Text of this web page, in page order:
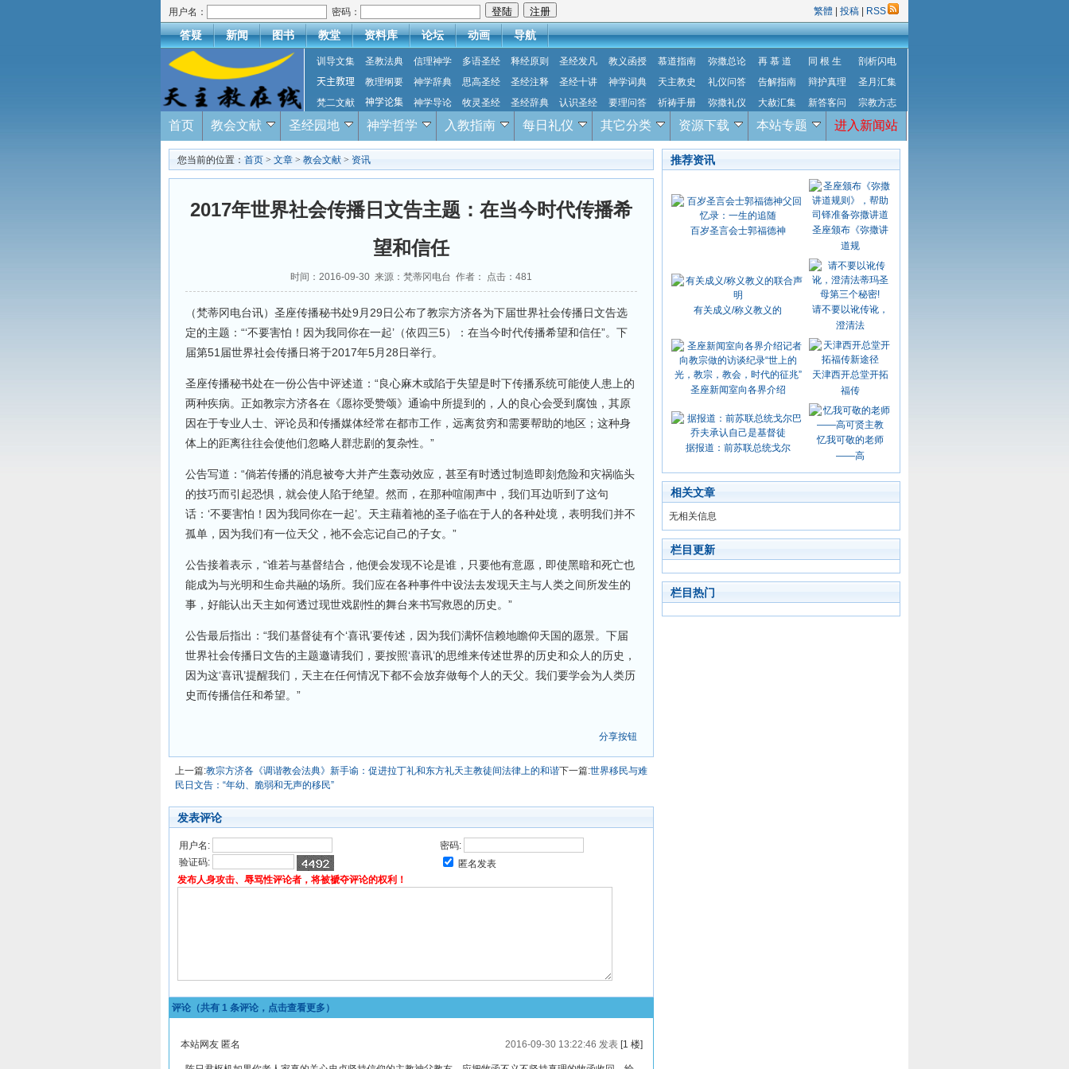
用户名： 密码： 繁體 投稿 RSS
答疑 新闻 图书 教堂 资料库 论坛 动画 导航
训导文集 圣教法典 信理神学 多语圣经 释经原则 圣经发凡 教义函授 慕道指南 弥撒总论 再 慕 道 同 根 生
剖析闪电
天主教理
教理纲要 神学辞典 思高圣经 圣经注释 圣经十讲 神学词典 天主教史 礼仪问答 告解指南 辩护真理
圣月汇集
梵二文献
神学论集 神学导论 牧灵圣经 圣经辞典 认识圣经 要理问答 祈祷手册 弥撒礼仪 大赦汇集 新答客问 宗教方志
首页 教会文献 圣经园地 神学哲学 入教指南 每日礼仪 其它分类 资源下载 本站专题 进入新闻站
您当前的位置： 首页 > 文章 > 教会文献 > 资讯
2017年世界社会传播日文告主题：在当今时代传播希
望和信任
时间：2016-09-30 来源：梵蒂冈电台 作者： 点击： 481
（梵蒂冈电台讯）圣座传播秘书处9月29日公布了教宗方济各为下届世界社会传播日文告选
定的主题：“‘不要害怕！因为我同你在一起’（依四三5）：在当今时代传播希望和信任”。下
届第51届世界社会传播日将于2017年5月28日举行。
圣座传播秘书处在一份公告中评述道：“良心麻木或陷于失望是时下传播系统可能使人患上的
两种疾病。正如教宗方济各在《愿祢受赞颂》通谕中所提到的，人的良心会受到腐蚀，其原
因在于专业人士、评论员和传播媒体经常在都市工作，远离贫穷和需要帮助的地区；这种身
体上的距离往往会使他们忽略人群悲剧的复杂性。”
公告写道：“倘若传播的消息被夸大并产生轰动效应，甚至有时透过制造即刻危险和灾祸临头
的技巧而引起恐惧，就会使人陷于绝望。然而，在那种喧闹声中，我们耳边听到了这句
话：‘不要害怕！因为我同你在一起’。天主藉着祂的圣子临在于人的各种处境，表明我们并不
孤单，因为我们有一位天父，祂不会忘记自己的子女。”
公告接着表示，“谁若与基督结合，他便会发现不论是谁，只要他有意愿，即使黑暗和死亡也
能成为与光明和生命共融的场所。我们应在各种事件中设法去发现天主与人类之间所发生的
事，好能认出天主如何透过现世戏剧性的舞台来书写救恩的历史。”
公告最后指出：“我们基督徒有个‘喜讯’要传述，因为我们满怀信赖地瞻仰天国的愿景。下届
世界社会传播日文告的主题邀请我们，要按照‘喜讯’的思维来传述世界的历史和众人的历史，
因为这‘喜讯’提醒我们，天主在任何情况下都不会放弃做每个人的天父。我们要学会为人类历
史而传播信任和希望。”
分享按钮
上一篇:教宗方济各《调谐教会法典》新手谕：促进拉丁礼和东方礼天主教徒间法律上的和谐下一篇:世界移民与难
民日文告：“年幼、脆弱和无声的移民”
发表评论
用户名:
密码:
验证码:
匿名发表
发布人身攻击、辱骂性评论者，将被褫夺评论的权利！
评论（共有 1 条评论，点击查看更多）
本站网友 匿名 2016-09-30 13:22:46 发表[1 楼]
推荐资讯
百岁圣言会士郭福德神
圣座颁布《弥撒讲
道规
有关成义/称义教义的
请不要以讹传讹，
澄清法
圣座新闻室向各界介绍
天津西开总堂开拓
福传
据报道：前苏联总统戈尔
忆我可敬的老师
——高
相关文章
无相关信息
栏目更新
栏目热门